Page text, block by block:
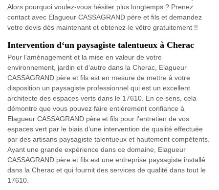
Alors pourquoi voulez-vous hésiter plus longtemps ? Prenez
contact avec Elagueur CASSAGRAND père et fils et demandez
votre devis dès maintenant et obtenez-le vôtre gratuitement !!
Intervention d‘un paysagiste talentueux à Cherac
Pour l’aménagement et la mise en valeur de votre
environnement, jardin et d’autre dans la Cherac, Elagueur
CASSAGRAND père et fils est en mesure de mettre à votre
disposition un paysagiste professionnel qui est un excellent
architecte des espaces verts dans le 17610. En ce sens, cela
démontre que vous pouvez faire entièrement confiance à
Elagueur CASSAGRAND père et fils pour l’entretien de vos
espaces vert par le biais d’une intervention de qualité effectuée
par des artisans paysagiste talentueux et hautement compétents.
Ayant une grande expérience dans ce domaine, Elagueur
CASSAGRAND père et fils est une entreprise paysagiste installé
dans la Cherac et qui fournit des services de qualité dans tout le
17610.